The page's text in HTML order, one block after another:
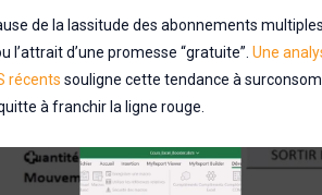
de la lassitude des abonnements
l’attrait d’une promesse “gratuite”. Une
récents souligne cette tendance à
à franchir la ligne rouge.